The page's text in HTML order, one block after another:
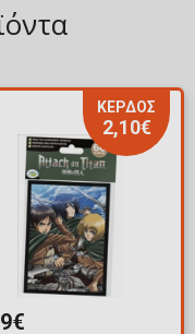
ΚΕΡΔΟΣ
2,10€